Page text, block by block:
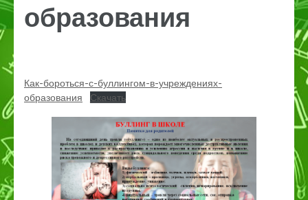
образования
Как-бороться-с-буллингом-в-учреждениях-
образования
Скачать